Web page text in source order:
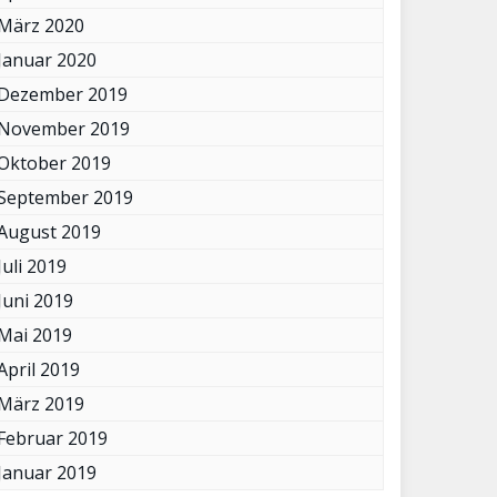
2020
2020
2019
2019
2019
2019
2019
2019
2019
2019
2019
2019
2019
2019